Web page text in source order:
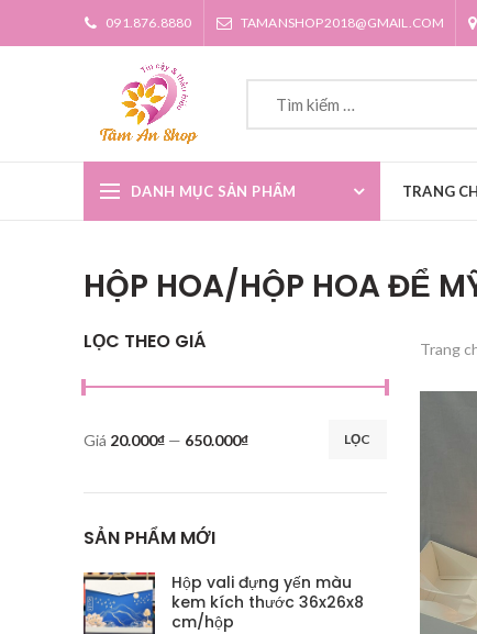
091.876.8880 TAMANSHOP2018@GMAIL.COM
DANH MỤC SẢN PHẨM TRANG
HỘP HOA/HỘP HOA ĐỂ
Trang
LỌC THEO GIÁ
LỌC
Giá 20.000₫ — 650.000₫
SẢN PHẨM MỚI
Hộp vali đựng yến màu
kem kích thước 36x26x8
cm/hộp